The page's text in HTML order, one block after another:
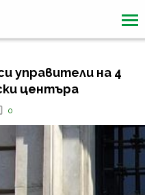
управители на 4
центъра
0